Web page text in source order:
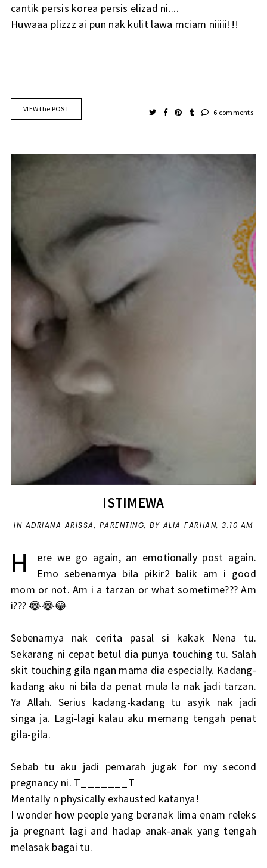
cantik persis korea persis elizad ni....
Huwaaa plizzz ai pun nak kulit lawa mciam niiiii!!!
VIEW the POST 6 comments
ISTIMEWA
IN ADRIANA ARISSA, PARENTING,BY ALIA FARHAN,3:10 AM
H
ere we go again, an emotionally post again.
Emo sebenarnya bila pikir2 balik am i good
mom or not. Am i a tarzan or what sometime??? Am
i??? 😂😂😂
Sebenarnya nak cerita pasal si kakak Nena tu.
Sekarang ni cepat betul dia punya touching tu. Salah
skit touching gila ngan mama dia especially. Kadang-
kadang aku ni bila da penat mula la nak jadi tarzan.
Ya Allah. Serius kadang-kadang tu asyik nak jadi
singa ja. Lagi-lagi kalau aku memang tengah penat
gila-gila.
Sebab tu aku jadi pemarah jugak for my second
pregnancy ni. T_______T
Mentally n physically exhausted katanya!
I wonder how people yang beranak lima enam releks
ja pregnant lagi and hadap anak-anak yang tengah
melasak bagai tu.